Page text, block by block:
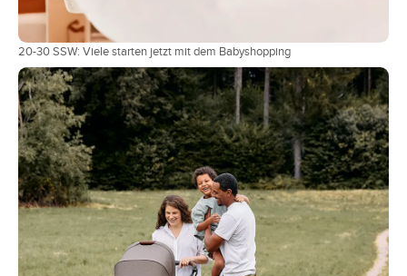
20-30 SSW: Viele starten jetzt mit dem Babyshopping